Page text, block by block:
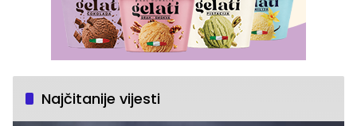
Najčitanije vijesti